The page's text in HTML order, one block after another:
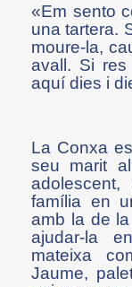
«Em sento
una tartera.
moure-la,
avall. Si res
aquí dies i
La Conxa
seu marit
família en
amb la de
ajudar-la
mateixa
Jaume,